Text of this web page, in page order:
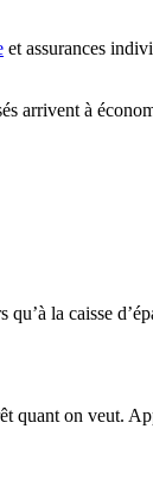
et assurances
arrivent à
la caisse
quant on veut.